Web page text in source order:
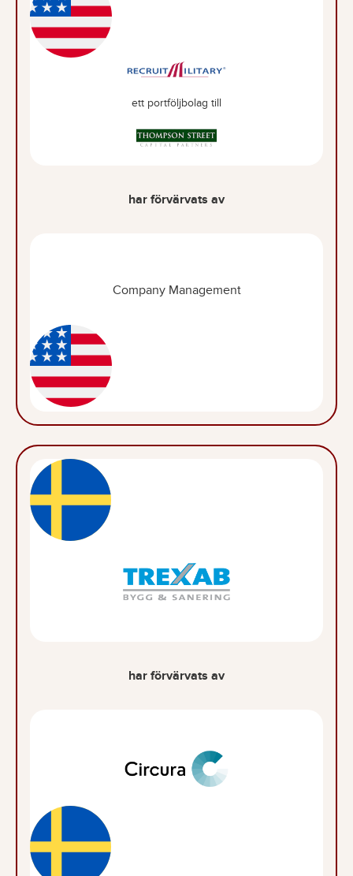
ett portföljbolag till
har förvärvats av
Company Management
har förvärvats av